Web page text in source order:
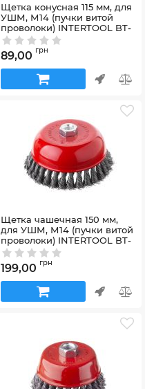
Щетка конусная 115 мм, для
УШМ, М14 (пучки витой
проволоки) INTERTOOL BT-
4115
Артикул: BT-4115
89,00 грн
Щетка чашечная 150 мм,
для УШМ, М14 (пучки витой
проволоки) INTERTOOL BT-
2150
Артикул: BT-2150
199,00 грн